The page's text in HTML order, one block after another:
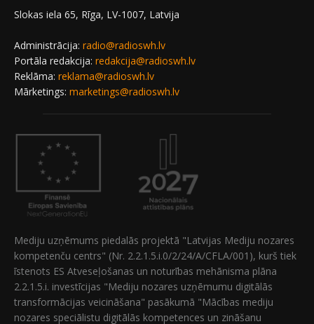
Slokas iela 65, Rīga, LV-1007, Latvija
Administrācija: radio@radioswh.lv
Portāla redakcija: redakcija@radioswh.lv
Reklāma: reklama@radioswh.lv
Mārketings: marketings@radioswh.lv
Mediju uzņēmums piedalās projektā "Latvijas Mediju nozares
kompetenču centrs" (Nr. 2.2.1.5.i.0/2/24/A/CFLA/001), kurš tiek
īstenots ES Atveseļošanas un noturības mehānisma plāna
2.2.1.5.i. investīcijas "Mediju nozares uzņēmumu digitālās
transformācijas veicināšana" pasākumā "Mācības mediju
nozares speciālistu digitālās kompetences un zināšanu